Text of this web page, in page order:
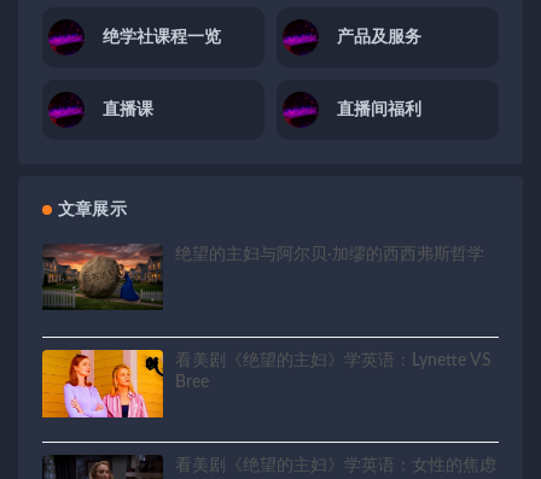
绝学社课程一览 产品及服务
直播课 直播间福利
文章展示
绝望的主妇与阿尔贝·加缪的西西弗斯哲学
看美剧《绝望的主妇》学英语：Lynette VS
Bree
看美剧《绝望的主妇》学英语：女性的焦虑